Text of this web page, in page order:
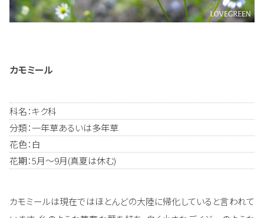
カモミール
科名：キク科
分類：一年草あるいは多年草
花色：白
花期：5月～9月(真夏は休む)
カモミールは現在ではほとんどの大陸に帰化していると言われて